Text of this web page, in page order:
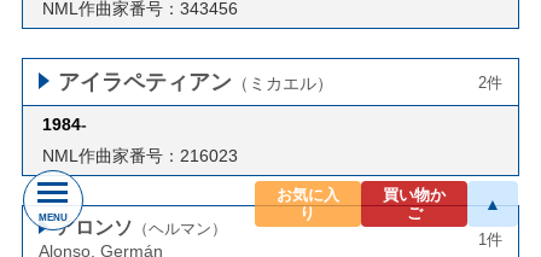
NML作曲家番号：343456
アイラペティアン （ミカエル） 2件
1984-
NML作曲家番号：216023
アロンソ （ヘルマン）
Alonso, Germán
1件
MENU
お気に入
り
買い物か
ご
▲